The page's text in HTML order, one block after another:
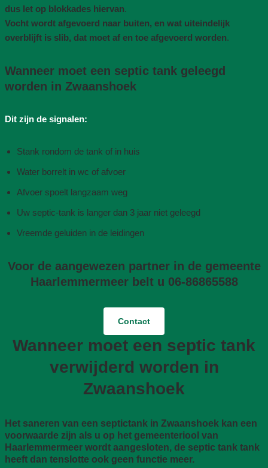
dus let op blokkades hiervan.
Vocht wordt afgevoerd naar buiten, en wat uiteindelijk
overblijft is slib, dat moet af en toe afgevoerd worden.
Wanneer moet een septic tank geleegd
worden in Zwaanshoek
Dit zijn de signalen:
Stank rondom de tank of in huis
Water borrelt in wc of afvoer
Afvoer spoelt langzaam weg
Uw septic-tank is langer dan 3 jaar niet geleegd
Vreemde geluiden in de leidingen
Voor de aangewezen partner in de gemeente
Haarlemmermeer belt u 06-86865588
Contact
Wanneer moet een septic tank
verwijderd worden in
Zwaanshoek
Het saneren van een septictank in Zwaanshoek kan een
voorwaarde zijn als u op het gemeenteriool van
Haarlemmermeer wordt aangesloten, de septic tank tank
heeft dan tenslotte ook geen functie meer.